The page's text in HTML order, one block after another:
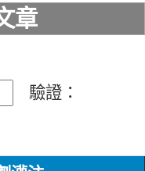
章
驗證：